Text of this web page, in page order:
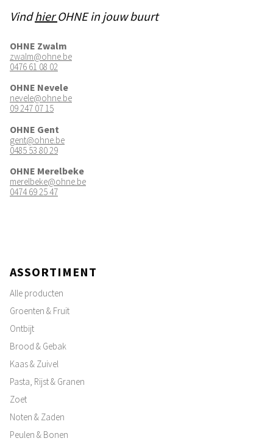
VindhierOHNE in jouw buurt
OHNE Zwalm
zwalm@ohne.be
0476 61 08 02
OHNE Nevele
nevele@ohne.be
09 247 07 15
OHNE Gent
gent@ohne.be
0485 53 80 29
OHNE Merelbeke
merelbeke@ohne.be
0474 69 25 47
ASSORTIMENT
Alle producten
Groenten & Fruit
Ontbijt
Brood & Gebak
Kaas & Zuivel
Pasta, Rijst & Granen
Zoet
Noten & Zaden
Peulen & Bonen